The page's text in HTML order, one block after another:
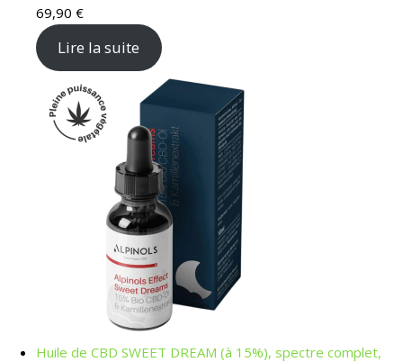
69,90 €
Lire la suite
Huile de CBD SWEET DREAM (à 15%), spectre complet,